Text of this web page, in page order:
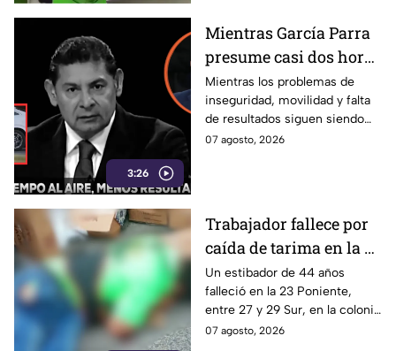
3:26
Mientras García Parra
presume casi dos horas
al aire de "Armenta
Contigo", la estrategia
del gobierno de
Alejandro Armenta
VICTIMIZARSE.
Mientras los problemas de
inseguridad, movilidad y falta
de resultados siguen siendo
parte de la vida cotidiana de
“Armenta Contigo” ya dura
casi dos horas. Para esta
administración, el progreso no
se mide en mejores servicios
de salud, ni en delincuentes
detenidos, tampoco en
disminución de asesinatos...
07 agosto, 2026
Trabajador fallece por
caída de tarima en la 23
Poniente de Puebla
Un estibador de 44 años
falleció en la 23 Poniente,
entre 27 y 29 Sur, en la colonia
Santa Cruz Los Ángeles, en
07 agosto, 2026